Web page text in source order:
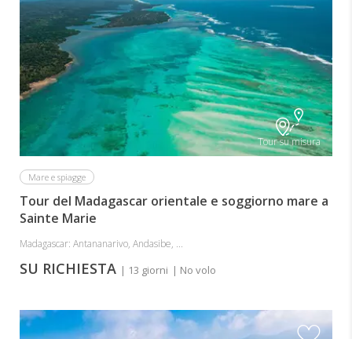
Tour su misura
Mare e spiagge
Tour del Madagascar orientale e soggiorno mare a
Sainte Marie
Madagascar: Antananarivo, Andasibe, ...
SU RICHIESTA | 13 giorni | No volo